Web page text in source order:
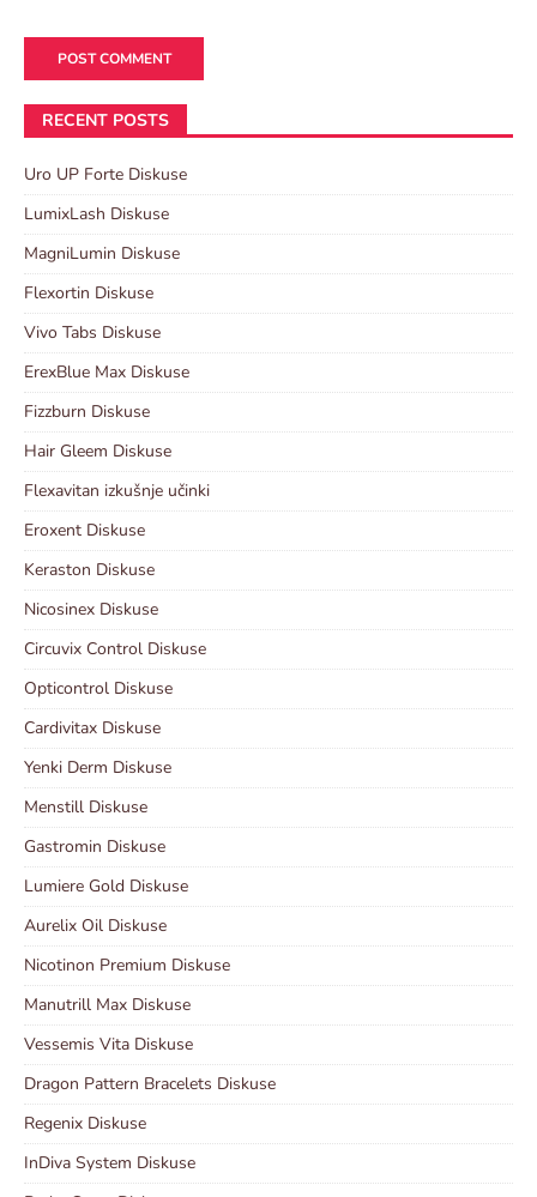
RECENT POSTS
Uro UP Forte Diskuse
LumixLash Diskuse
MagniLumin Diskuse
Flexortin Diskuse
Vivo Tabs Diskuse
ErexBlue Max Diskuse
Fizzburn Diskuse
Hair Gleem Diskuse
Flexavitan izkušnje učinki
Eroxent Diskuse
Keraston Diskuse
Nicosinex Diskuse
Circuvix Control Diskuse
Opticontrol Diskuse
Cardivitax Diskuse
Yenki Derm Diskuse
Menstill Diskuse
Gastromin Diskuse
Lumiere Gold Diskuse
Aurelix Oil Diskuse
Nicotinon Premium Diskuse
Manutrill Max Diskuse
Vessemis Vita Diskuse
Dragon Pattern Bracelets Diskuse
Regenix Diskuse
InDiva System Diskuse